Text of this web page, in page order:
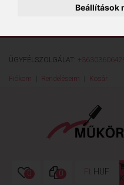
Beállítások
ÜGYFÉLSZOLGÁLAT:
Fiókom Rendeléseim Kosár
0 0 Ft HUF